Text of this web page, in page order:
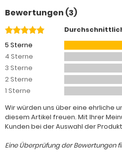
Bewertungen (3)
5 Sterne
4 Sterne
3 Sterne
2 Sterne
1 Sterne
Wir würden uns über eine ehrliche
diesem Artikel freuen. Mit Ihrer
Kunden bei der Auswahl der
Eine Überprüfung der Bewertungen